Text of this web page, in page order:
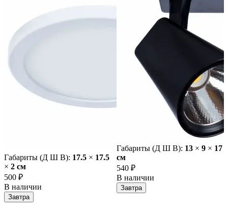
Габариты (Д Ш В): 17.5 × 17.5
× 2 cм
500 ₽
В наличии
Завтра
Габариты (Д Ш В): 13 × 9 × 17
cм
540 ₽
В наличии
Завтра